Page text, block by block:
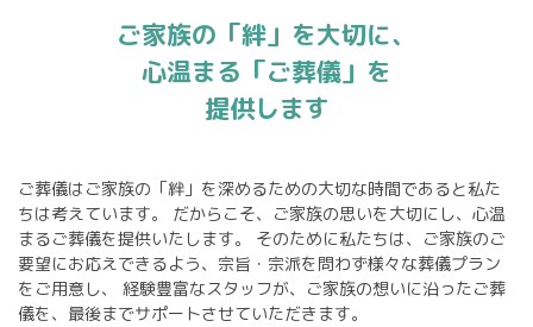
ご家族の「絆」を大切に、
心温まる「ご葬儀」を
提供します
ご葬儀はご家族の「絆」を深めるための大切な時間であると私た
ちは考えています。
だからこそ、ご家族の思いを大切にし、心温
まるご葬儀を提供いたします。
そのために私たちは、ご家族のご
要望にお応えできるよう、宗旨・宗派を問わず様々な葬儀プラン
をご用意し、
経験豊富なスタッフが、ご家族の想いに沿ったご葬
儀を、最後までサポートさせていただきます。